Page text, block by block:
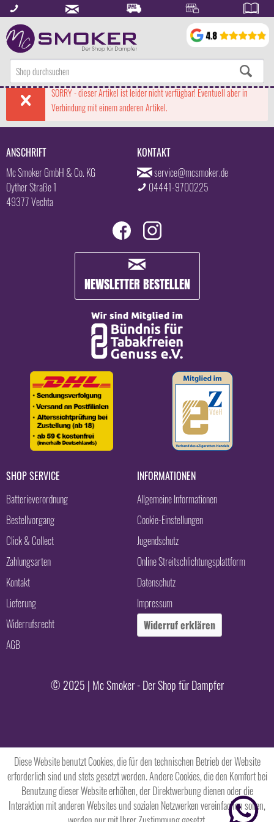
SORRY - dieser Artikel ist leider nicht verfügbar! Eventuell aber in
Verbindung mit einem anderen Artikel.
ANSCHRIFT
Mc Smoker GmbH & Co. KG
Oyther Straße 1
49377 Vechta
KONTAKT
service@mcsmoker.de
04441-9700225
NEWSLETTER BESTELLEN
SHOP SERVICE
Batterieverordnung
Bestellvorgang
Click & Collect
Zahlungsarten
Kontakt
Lieferung
Widerrufsrecht
AGB
INFORMATIONEN
Allgemeine Informationen
Cookie-Einstellungen
Jugendschutz
Online Streitschlichtungsplattform
Datenschutz
Impressum
Widerruf erklären
© 2025 | Mc Smoker - Der Shop für Dampfer
Diese Website benutzt Cookies, die für den technischen Betrieb der Website
erforderlich sind und stets gesetzt werden. Andere Cookies, die den Komfort bei
Benutzung dieser Website erhöhen, der Direktwerbung dienen oder die
Interaktion mit anderen Websites und sozialen Netzwerken vereinfachen sollen,